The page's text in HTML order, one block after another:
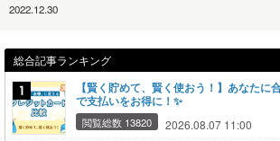
2022.12.30
総合記事ランキング
【賢く貯めて、賢く使おう！】あなたに
で支払いをお得に！✨
閲覧総数 13820 2026.08.07 11:00